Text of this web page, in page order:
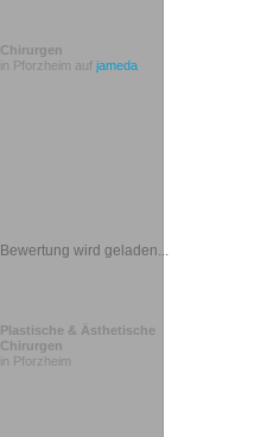
Chirurgen
in Pforzheim auf jameda
Bewertung wird geladen...
Plastische & Ästhetische
Chirurgen
in Pforzheim